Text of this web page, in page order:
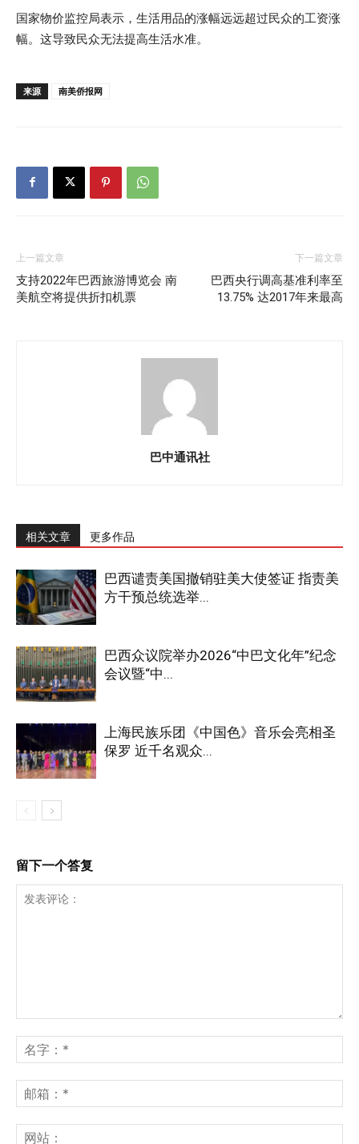
国家物价监控局表示，生活用品的涨幅远远超过民众的工资涨
幅。这导致民众无法提高生活水准。
来源 南美侨报网
上一篇文章
支持2022年巴西旅游博览会 南
美航空将提供折扣机票
下一篇文章
巴西央行调高基准利率至
13.75% 达2017年来最高
巴中通讯社
相关文章 更多作品
巴西谴责美国撤销驻美大使签证 指责美
方干预总统选举...
巴西众议院举办2026“中巴文化年”纪念
会议暨“中...
上海民族乐团《中国色》音乐会亮相圣
保罗 近千名观众...
留下一个答复